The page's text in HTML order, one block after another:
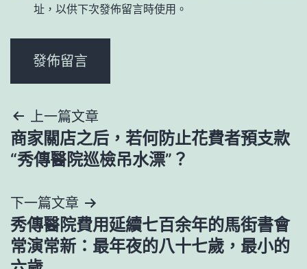
址，以供下次發佈留言時使用。
文
章
覽
上一篇文章
商家關店之后，若何防止花費者預支款
“秀傳醫院巡檢吊水漂”？
下一篇文章
秀傳醫院費用延續七百余年的馬街書會
常演常新：最年夜的八十七歲，最小的